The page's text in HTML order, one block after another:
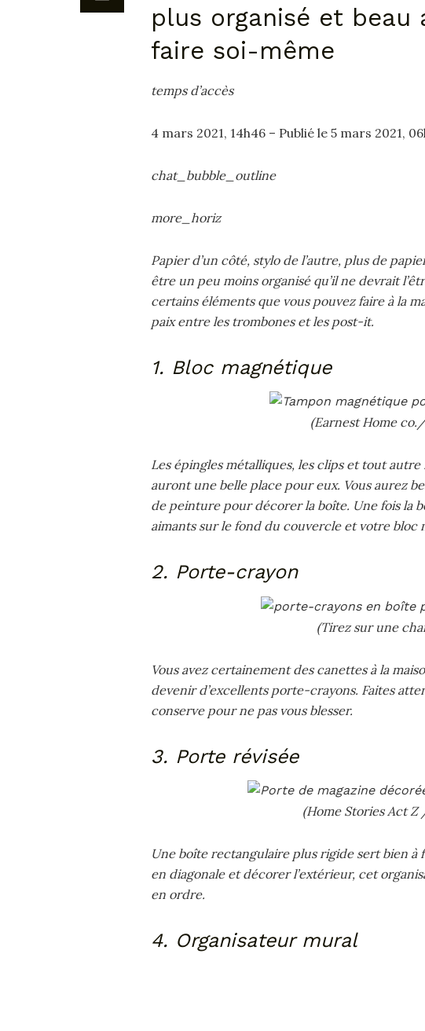
plus organisé et beau
faire soi-même
temps d’accès
4 mars 2021, 14h46 – Publié le 5 mars 2021,
chat_bubble_outline
more_horiz
Papier d’un côté, stylo de l’autre, plus de
être un peu moins organisé qu’il ne devrait
certains éléments que vous pouvez faire à la
paix entre les trombones et les post-it.
1. Bloc magnétique
(Earnest Home
Les épingles métalliques, les clips et tout
auront une belle place pour eux. Vous aurez
de peinture pour décorer la boîte. Une fois la
aimants sur le fond du couvercle et votre bloc
2. Porte-crayon
(Tirez sur une
Vous avez certainement des canettes à la
devenir d’excellents porte-crayons. Faites
conserve pour ne pas vous blesser.
3. Porte révisée
(Home Stories Act
Une boîte rectangulaire plus rigide sert bien à
en diagonale et décorer l’extérieur, cet
en ordre.
4. Organisateur mural